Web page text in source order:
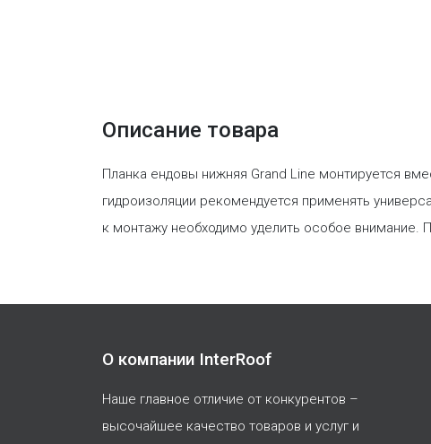
Описание товара
Планка ендовы нижняя Grand Line монтируется
гидроизоляции рекомендуется применять
к монтажу необходимо уделить особое
О компании InterRoof
Наше главное отличие от конкурентов –
высочайшее качество товаров и услуг и